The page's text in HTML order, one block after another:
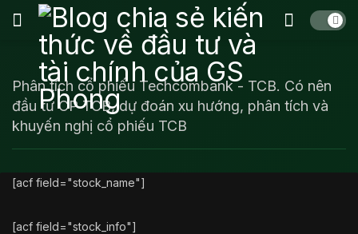
Phân tích cổ phiếu Techcombank - TCB. Có nên
đầu tư CP TCB, dự đoán xu hướng, phân tích và
khuyến nghị cổ phiếu TCB
[acf field="stock_name"]
[acf field="stock_info"]